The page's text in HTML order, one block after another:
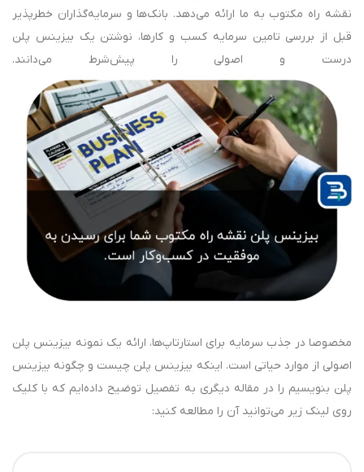
نقشه راه مکتوب به ما ارائه می‎‌دهد. بانک‌ها و سرمایه‌گذاران خطرپذیر
قبل از بررسی تامین سرمایه‌ کسب و کارها، نوشتن یک بیزینس پلن
درست و اصولی را پیش‌شرط می‌دانند.
مخصوصا در جذب سرمایه برای استارتاپ‌ها، ارائه یک نمونه بیزینس پلن
اصولی از موارد حیاتی است. اینکه بیزینس پلن چیست و چگونه بیزینس
پلن بنویسیم را در مقاله دیگری به تفصیل توضیح داده‌ایم که با کلیک
روی لینک زیر می‌توانید آن را مطالعه کنید: